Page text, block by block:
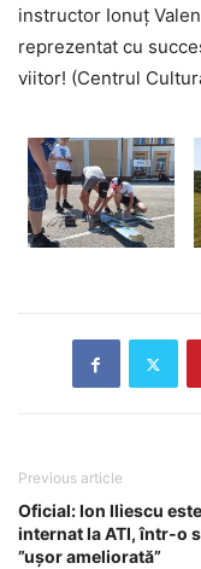
instructor Ionuț
reprezentat cu
viitor! (Centrul
Previous article
Oficial: Ion Iliescu este
internat la ATI, într-o
”ușor ameliorată”